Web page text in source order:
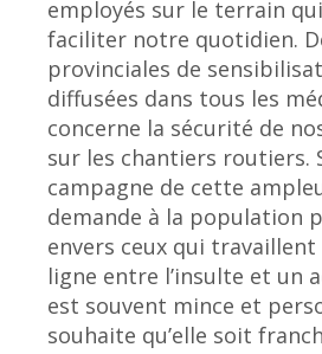
employés sur le terrain
faciliter notre quotidien.
provinciales de
diffusées dans tous les
concerne la sécurité de
sur les chantiers routiers.
campagne de cette
demande à la population
envers ceux qui travaillent
ligne entre l’insulte et un
est souvent mince et
souhaite qu’elle soit